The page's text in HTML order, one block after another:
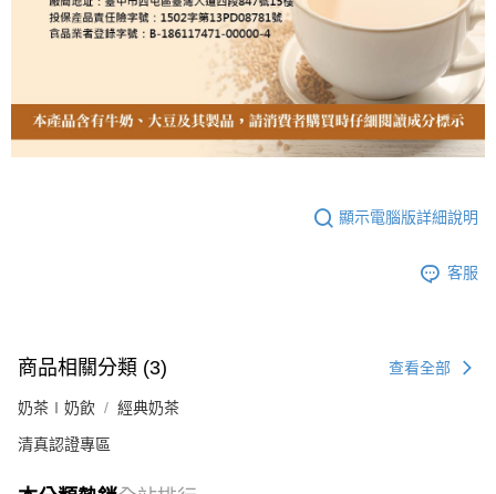
顯示電腦版詳細說明
客服
商品相關分類 (3) 查看全部
奶茶∣奶飲 經典奶茶
清真認證專區